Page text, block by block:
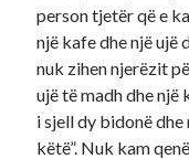
person tjetër që e
një kafe dhe një ujë
nuk zihen njerëzit
ujë të madh dhe një
i sjell dy bidonë dhe
këtë”. Nuk kam